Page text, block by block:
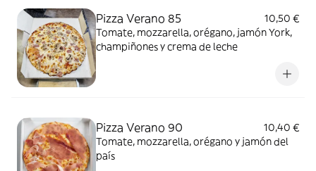
Pizza Verano 85
10,50 €
Tomate, mozzarella, orégano, jamón York,
champiñones y crema de leche
Pizza Verano 90
10,40 €
Tomate, mozzarella, orégano y jamón del
país